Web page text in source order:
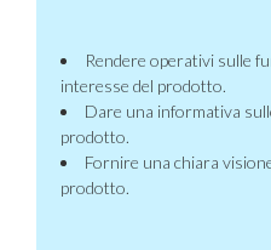
Rendere operativi sulle
interesse del prodotto.
Dare una informativa
prodotto.
Fornire una chiara
prodotto.